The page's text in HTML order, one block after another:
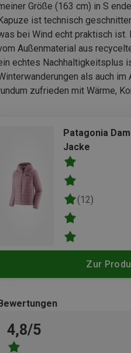
Größe (163 cm) in S
ist technisch
bei Wind echt praktisch
Außenmaterial aus
echtes Nachhaltigkeitsplus
als auch im
zufrieden mit Wärme,
Patagonia
Jacke
(12)
Zur
4,8/5